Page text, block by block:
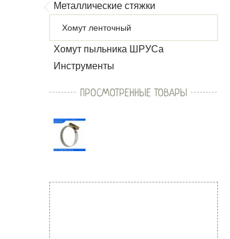
Металлические стяжки
Хомут ленточный
Хомут пыльника ШРУСа
Инструменты
ПРОСМОТРЕННЫЕ ТОВАРЫ